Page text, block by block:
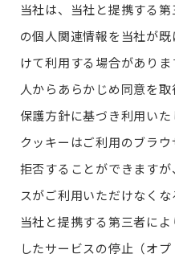
当社は、当社と提携する
の個人関連情報を当社が
けて利用する場合があり
人からあらかじめ同意を
保護方針に基づき利用いた
クッキーはご利用のブラ
拒否することができます
スがご利用いただけなくな
当社と提携する第三者に
したサービスの停止（オ